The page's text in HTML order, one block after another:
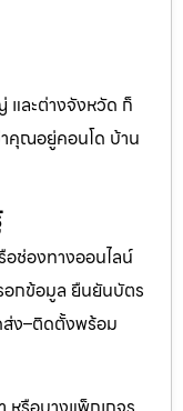
และต่างจังหวัด ก็
าคุณอยู่คอนโด บ้าน
ช่องทางออนไลน์
กข้อมูล ยืนยันบัตร
ง–ติดตั้งพร้อม